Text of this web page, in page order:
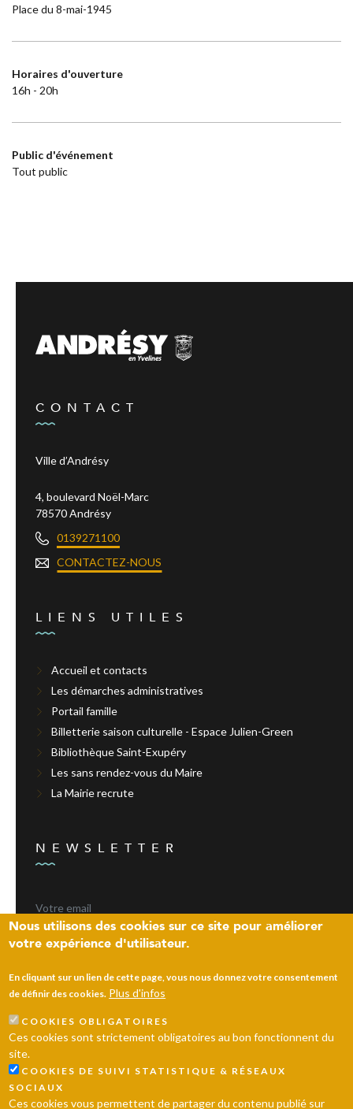
Place du 8-mai-1945
Horaires d'ouverture
16h - 20h
Public d'événement
Tout public
CONTACT
Ville d’Andrésy
4, boulevard Noël-Marc
78570 Andrésy
0139271100
CONTACTEZ-NOUS
LIENS UTILES
Accueil et contacts
Les démarches administratives
Portail famille
Billetterie saison culturelle - Espace Julien-Green
Bibliothèque Saint-Exupéry
Les sans rendez-vous du Maire
La Mairie recrute
NEWSLETTER
ENVOYER
Plan du site
Nous utilisons des cookies sur ce site pour améliorer
votre expérience d'utilisateur.
En cliquant sur un lien de cette page, vous nous donnez votre consentement
de définir des cookies. Plus d'infos
COOKIES OBLIGATOIRES
Ces cookies sont strictement obligatoires au bon fonctionnent du
site.
COOKIES DE SUIVI STATISTIQUE & RÉSEAUX
SOCIAUX
Ces cookies vous permettent de partager du contenu publié sur